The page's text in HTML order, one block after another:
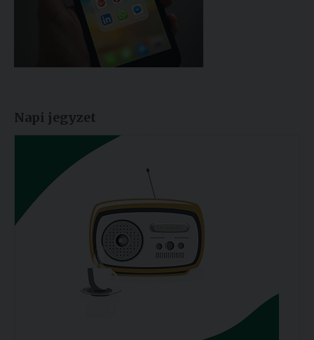
Napi jegyzet